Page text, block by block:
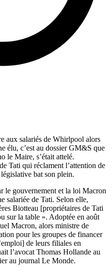
aux salariés de Whirlpool alors
élu, c’est au dossier GM&S que
le Maire, s’était attelé.
Tati qui réclament l’attention de
bat son plein.
le gouvernement et la loi Macron
salariée de Tati. Selon elle,
Biotteau [propriétaires de Tati
sur la table ». Adoptée en août
Macron, alors ministre de
pour les ­groupes de financer
de leurs filiales en
l’avocat Thomas Hollande au
au journal Le Monde.